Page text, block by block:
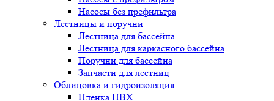
Насосы без префильтра
Лестницы и поручни
Лестница для бассейна
Лестница для каркасного бассейна
Поручни для бассейна
Запчасти для лестниц
Облицовка и гидроизоляция
Пленка ПВХ